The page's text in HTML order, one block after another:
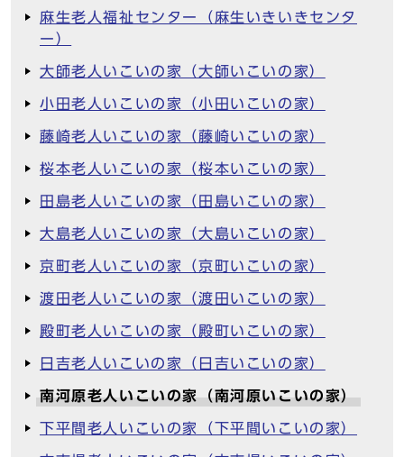
麻生老人福祉センター（麻生いきいきセンタ
ー）
大師老人いこいの家（大師いこいの家）
小田老人いこいの家（小田いこいの家）
藤崎老人いこいの家（藤崎いこいの家）
桜本老人いこいの家（桜本いこいの家）
田島老人いこいの家（田島いこいの家）
大島老人いこいの家（大島いこいの家）
京町老人いこいの家（京町いこいの家）
渡田老人いこいの家（渡田いこいの家）
殿町老人いこいの家（殿町いこいの家）
日吉老人いこいの家（日吉いこいの家）
南河原老人いこいの家（南河原いこいの家）
下平間老人いこいの家（下平間いこいの家）